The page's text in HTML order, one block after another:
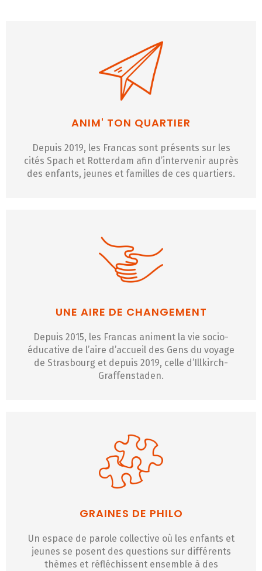
ANIM' TON QUARTIER
Depuis 2019, les Francas sont présents sur les
cités Spach et Rotterdam afin d’intervenir auprès
des enfants, jeunes et familles de ces quartiers.
UNE AIRE DE CHANGEMENT
Depuis 2015, les Francas animent la vie socio-
éducative de l’aire d’accueil des Gens du voyage
de Strasbourg et depuis 2019, celle d’Illkirch-
Graffenstaden.
GRAINES DE PHILO
Un espace de parole collective où les enfants et
jeunes se posent des questions sur différents
thèmes et réfléchissent ensemble à des